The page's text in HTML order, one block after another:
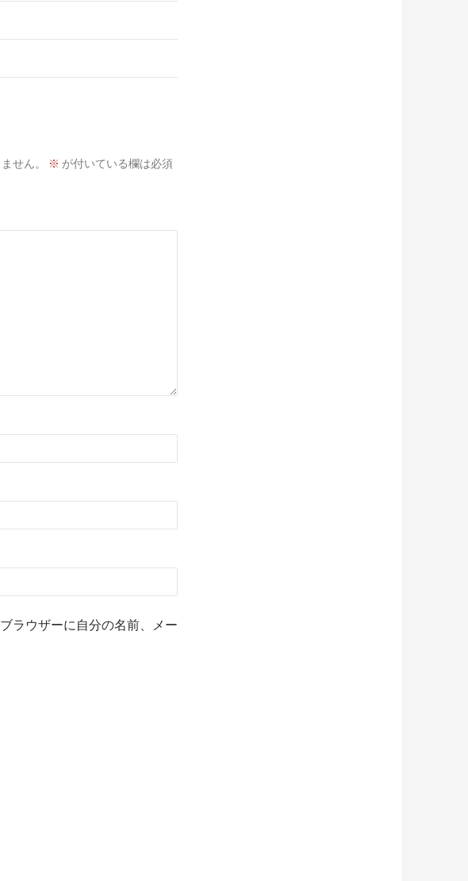
せん。 ※ が付いている欄は必須
ラウザーに自分の名前、メー